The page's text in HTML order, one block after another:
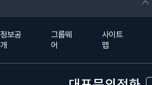
정보공
개
그룹웨
어
사이트
맵